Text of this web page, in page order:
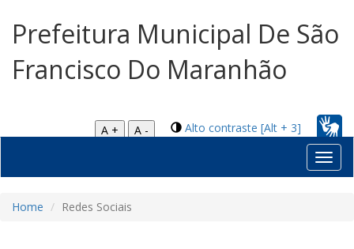
Prefeitura Municipal De São
Francisco Do Maranhão
Alto contraste [Alt + 3]
A +
A -
Home Redes Sociais